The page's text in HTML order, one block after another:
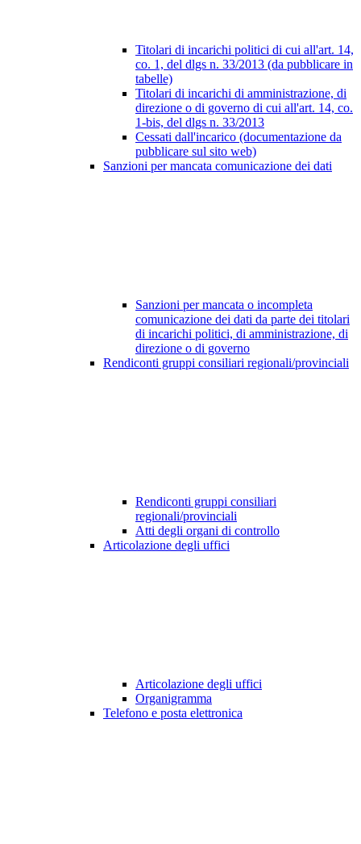
Titolari di incarichi politici di cui all'art. 14,
co. 1, del dlgs n. 33/2013 (da pubblicare in
tabelle)
Titolari di incarichi di amministrazione, di
direzione o di governo di cui all'art. 14, co.
1-bis, del dlgs n. 33/2013
Cessati dall'incarico (documentazione da
pubblicare sul sito web)
Sanzioni per mancata comunicazione dei dati
Sanzioni per mancata o incompleta
comunicazione dei dati da parte dei titolari
di incarichi politici, di amministrazione, di
direzione o di governo
Rendiconti gruppi consiliari regionali/provinciali
Rendiconti gruppi consiliari
regionali/provinciali
Atti degli organi di controllo
Articolazione degli uffici
Articolazione degli uffici
Organigramma
Telefono e posta elettronica